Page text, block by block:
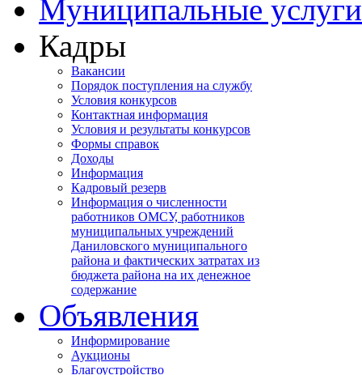
Муниципальные услуги
Кадры
Вакансии
Порядок поступления на службу
Условия конкурсов
Контактная информация
Условия и результаты конкурсов
Формы справок
Доходы
Информация
Кадровый резерв
Информация о численности
работников ОМСУ, работников
муниципальных учреждений
Даниловского муниципального
района и фактических затратах из
бюджета района на их денежное
содержание
Объявления
Информирование
Аукционы
Благоустройство